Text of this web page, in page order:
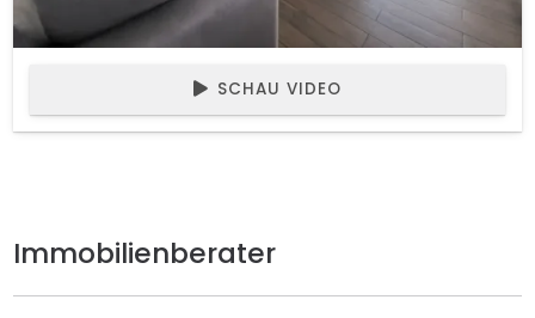
SCHAU VIDEO
Immobilienberater